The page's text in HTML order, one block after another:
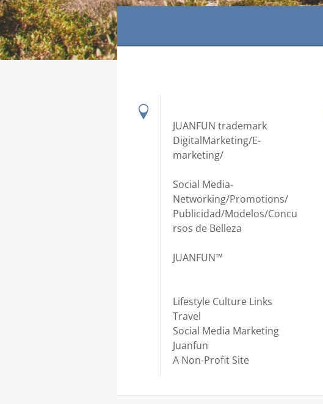
JUANFUN trademark
DigitalMarketing/E-
marketing/
Social Media-
Networking/Promotions/
Publicidad/Modelos/Concu
rsos de Belleza
JUANFUN™
Lifestyle Culture Links
Travel
Social Media Marketing
Juanfun
A Non-Profit Site